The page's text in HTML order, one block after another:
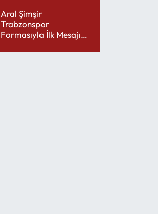
Aral Şimşir
Trabzonspor
Formasıyla İlk Mesajını